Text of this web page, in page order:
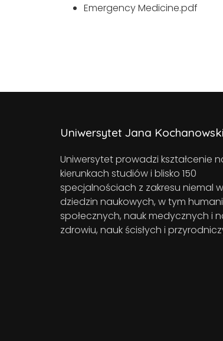
Emergency Medicine.pdf
Uniwersytet Jana
Uniwersytet prowadzi kształcenie
kierunkach studiów i blisko 150
specjalnościach z zakresu niemal
dziedzin naukowych, w tym
społecznych, nauk medycznych i
zdrowiu, nauk ścisłych i